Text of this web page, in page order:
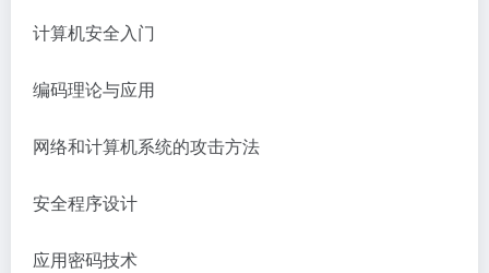
计算机安全入门
编码理论与应用
网络和计算机系统的攻击方法
安全程序设计
应用密码技术